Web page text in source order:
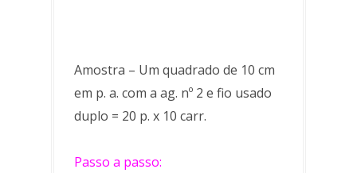
Amostra – Um quadrado de 10 cm
em p. a. com a ag. nº 2 e fio usado
duplo = 20 p. x 10 carr.
Passo a passo: